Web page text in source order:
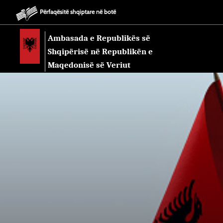
Përfaqësitë shqiptare në botë
Ambasada e Republikës së
Shqipërisë në Republikën e
Maqedonisë së Veriut